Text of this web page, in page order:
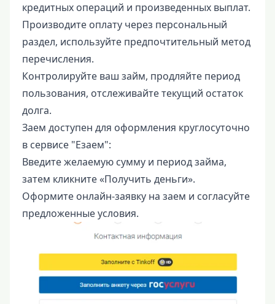
кредитных операций и произведенных выплат.
Производите оплату через персональный
раздел, используйте предпочтительный метод
перечисления.
Контролируйте ваш займ, продляйте период
пользования, отслеживайте текущий остаток
долга.
Заем доступен для оформления круглосуточно
в сервисе "Езаем":
Введите желаемую сумму и период займа,
затем кликните «Получить деньги».
Оформите онлайн-заявку на заем и согласуйте
предложенные условия.